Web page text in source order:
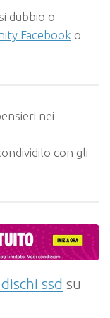
dubbio o
Facebook o
nei
con gli
ssd su